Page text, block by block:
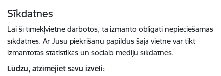
Sīkdatnes
Lai šī tīmekļvietne darbotos, tā izmanto obligāti nepieciešamās
sīkdatnes. Ar Jūsu piekrišanu papildus šajā vietnē var tikt
izmantotas statistikas un sociālo mediju sīkdatnes.
Lūdzu, atzīmējiet savu izvēli: